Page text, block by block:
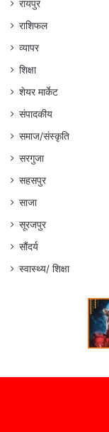
रायपुर
राशिफल
व्यापर
शिक्षा
शेयर मार्केट
संपादकीय
समाज/संस्कृति
सरगुजा
सहसपुर
साजा
सूरजपुर
सौंदर्य
स्वास्थ्य/ शिक्षा